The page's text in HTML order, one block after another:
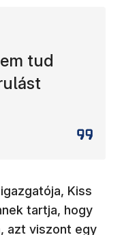
tud
Kiss
tartja, hogy
azt viszont egy